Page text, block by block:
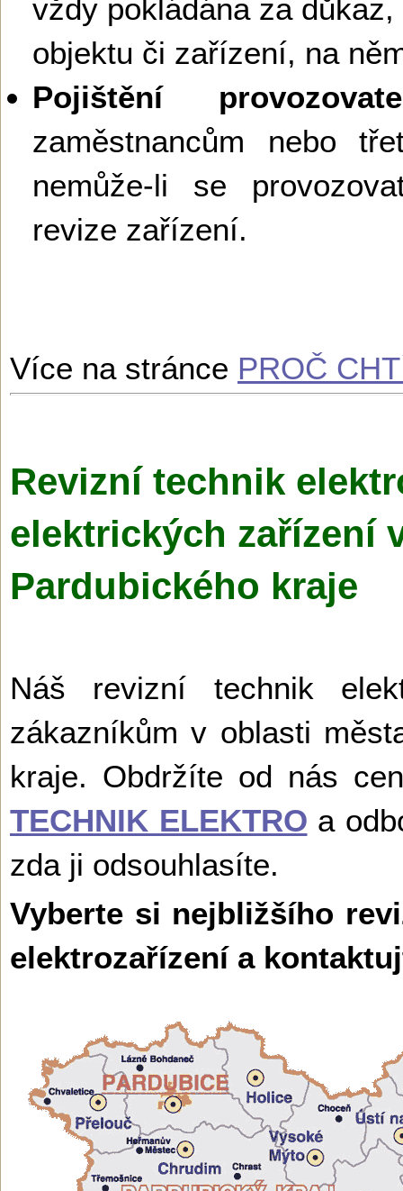
vždy pokládána za
objektu či zařízení, na
Pojištění
zaměstnancům nebo
nemůže-li se
revize zařízení.
Více na stránce PROČ
Revizní technik
elektrických zařízení
Pardubického kraje
Náš revizní technik
zákazníkům v oblasti
kraje. Obdržíte od nás
TECHNIK ELEKTRO a
zda ji odsouhlasíte.
Vyberte si nejbližšího
elektrozařízení a